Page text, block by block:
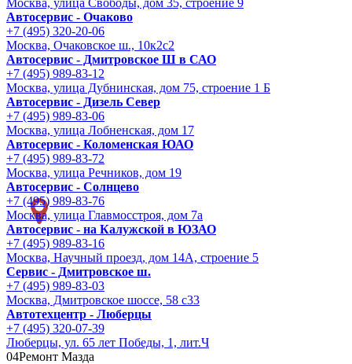
Автосервис - Очаково
+7 (495) 320-20-06
Москва, Очаковское ш., 10к2с2
Автосервис - Дмитровское Ш в САО
+7 (495) 989-83-12
Москва, улица Дубнинская, дом 75, строение 1 Б
Автосервис - Дизель Север
+7 (495) 989-83-06
Москва, улица Лобненская, дом 17
Автосервис - Коломенская ЮАО
+7 (495) 989-83-72
Москва, улица Речников, дом 19
Автосервис - Солнцево
+7 (495) 989-83-76
Москва, улица Главмосстроя, дом 7а
Автосервис - на Калужской в ЮЗАО
+7 (495) 989-83-16
Москва, Научный проезд, дом 14А, строение 5
Сервис - Дмитровское ш.
+7 (495) 989-83-03
Москва, Дмитровское шоссе, 58 с33
Автотехцентр - Люберцы
+7 (495) 320-07-39
Люберцы, ул. 65 лет Победы, 1, лит.Ч
04Ремонт Мазда